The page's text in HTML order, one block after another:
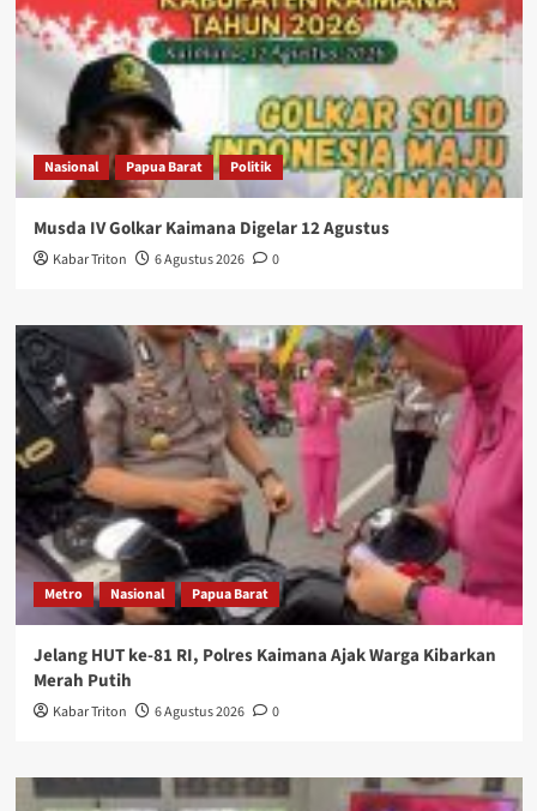
Nasional Papua Barat Politik
Musda IV Golkar Kaimana Digelar 12 Agustus
Kabar Triton 6 Agustus 2026 0
Metro Nasional Papua Barat
Jelang HUT ke-81 RI, Polres Kaimana Ajak Warga Kibarkan
Merah Putih
Kabar Triton 6 Agustus 2026 0